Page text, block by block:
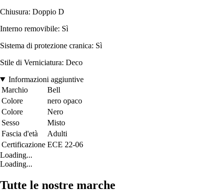
Chiusura: Doppio D
Interno removibile: Sì
Sistema di protezione cranica: Sì
Stile di Verniciatura: Deco
Informazioni aggiuntive
Marchio
Bell
Colore
nero opaco
Colore
Nero
Sesso
Misto
Fascia d'età
Adulti
Certificazione ECE 22-06
Loading...
Loading...
Tutte le nostre marche